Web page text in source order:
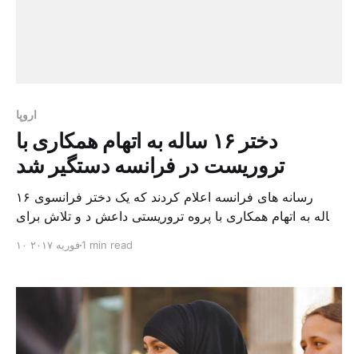
اروپا
دختر ۱۶ ساله به اتهام همکاری با
تروریست در فرانسه دستگیر شد
رسانه های فرانسه اعلام کردند که یک دختر فرانسوی ۱۶
ساله به اتهام همکاری با پروه تروریستی داعش د و تلاش برای
است. یک قاضی فرانسوی، این دختر فرانسوی ۱۶ ساله را به
۱۰ فوریه ۲۰۱۷1 min read